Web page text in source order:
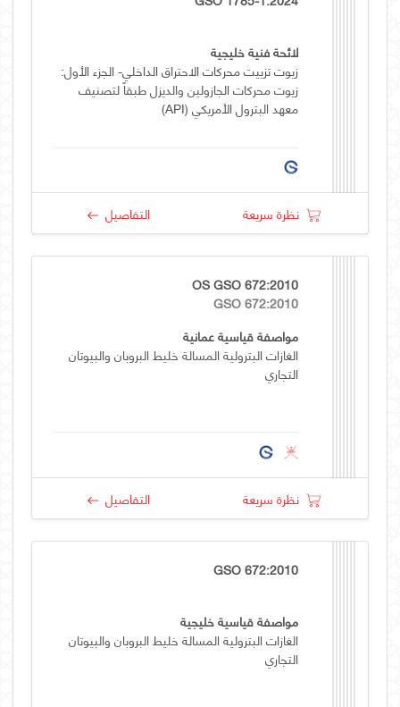
لائحة فنية خليجية
زيوت تزييت محركات الاحتراق الداخلي- الجزء الأول:
زيوت محركات الجازولين والديزل طبقاً لتصنيف
معهد البترول الأمريكي (API)
نظرة سريعة التفاصيل
OS GSO 672:2010
GSO 672:2010
مواصفة قياسية عمانية
الغازات البترولية المسالة خليط البروبان والبيوتان
التجاري
نظرة سريعة التفاصيل
GSO 672:2010
مواصفة قياسية خليجية
الغازات البترولية المسالة خليط البروبان والبيوتان
التجاري